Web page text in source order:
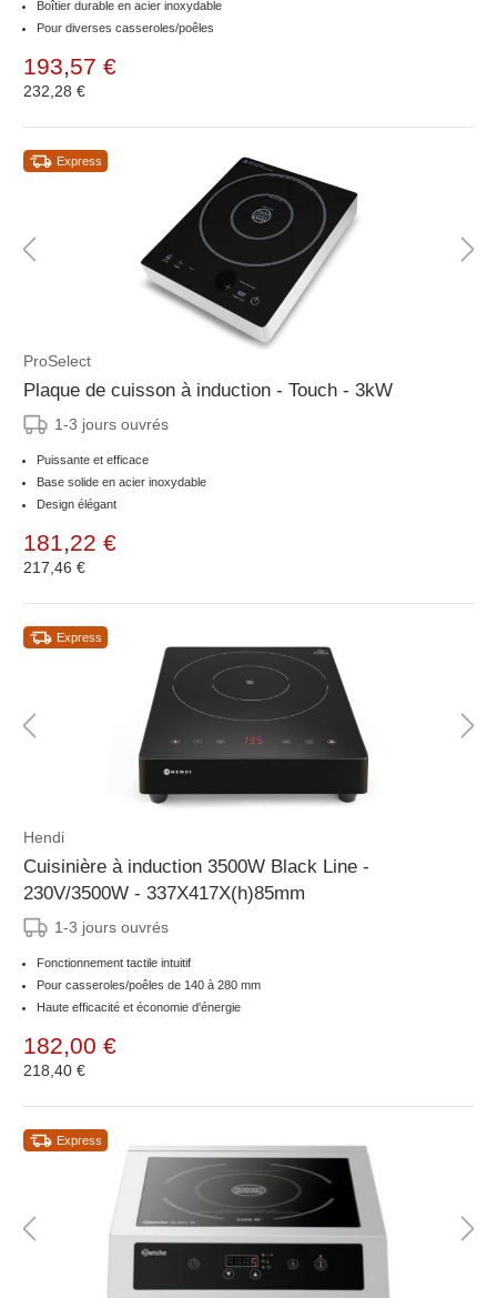
Boîtier durable en acier inoxydable
Pour diverses casseroles/poêles
193,57 €
232,28 €
Express
ProSelect
Plaque de cuisson à induction - Touch - 3kW
1-3 jours ouvrés
Puissante et efficace
Base solide en acier inoxydable
Design élégant
181,22 €
217,46 €
Express
Hendi
Cuisinière à induction 3500W Black Line -
230V/3500W - 337X417X(h)85mm
1-3 jours ouvrés
Fonctionnement tactile intuitif
Pour casseroles/poêles de 140 à 280 mm
Haute efficacité et économie d'énergie
182,00 €
218,40 €
Express